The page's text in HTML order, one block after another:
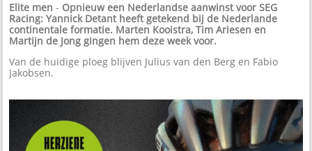
Elite men - Opnieuw een Nederlandse aanwinst voor SEG
Racing: Yannick Detant heeft getekend bij de Nederlande
continentale formatie. Marten Kooistra, Tim Ariesenen
Martijn de Jong gingen hem deze week voor.
Van de huidige ploeg blijven Julius van den Berg en Fabio
Jakobsen.